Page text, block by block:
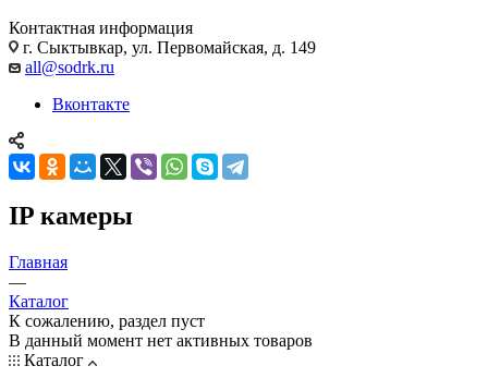
Контактная информация
г. Сыктывкар, ул. Первомайская, д. 149
all@sodrk.ru
Вконтакте
IP камеры
Главная
—
Каталог
К сожалению, раздел пуст
В данный момент нет активных товаров
Каталог